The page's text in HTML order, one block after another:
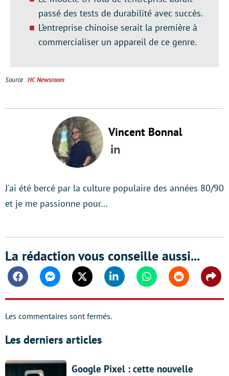
passé des tests de durabilité avec succès.
L’entreprise chinoise serait la première à
commercialiser un appareil de ce genre.
Source :HC Newsroom
Vincent Bonnal
LinkedIn
J'ai été bercé par la culture populaire des années 80/90
et je me passionne pour…
La rédaction vous conseille aussi...
FacebookMessengerTwitter Linkedin WhatsappReddit
Les commentaires sont fermés.
Les derniers articles
Google Pixel : cette nouvelle